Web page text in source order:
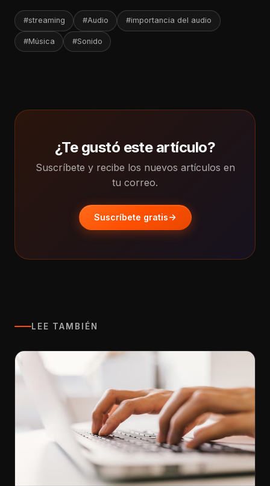
#streaming #Audio #importancia del audio
#Música #Sonido
¿Te gustó este artículo?
Suscríbete y recibe los nuevos artículos en
tu correo.
Suscríbete gratis
LEE TAMBIÉN